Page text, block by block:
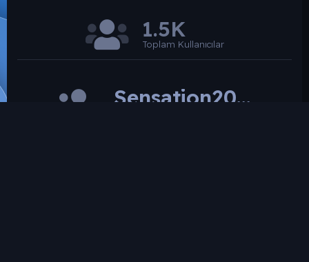
1.5K
Toplam Kullanıcılar
Sensation2026